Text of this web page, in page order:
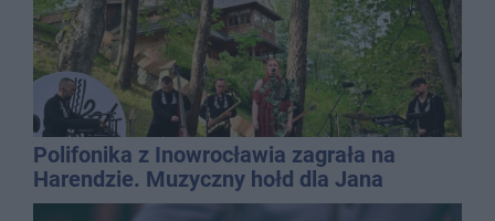
Polifonika z Inowrocławia zagrała na
Harendzie. Muzyczny hołd dla Jana
Kasprowicza